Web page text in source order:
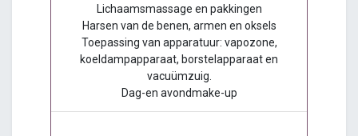
Lichaamsmassage en pakkingen
Harsen van de benen, armen en oksels
Toepassing van apparatuur: vapozone,
koeldampapparaat, borstelapparaat en
vacuümzuig.
Dag-en avondmake-up